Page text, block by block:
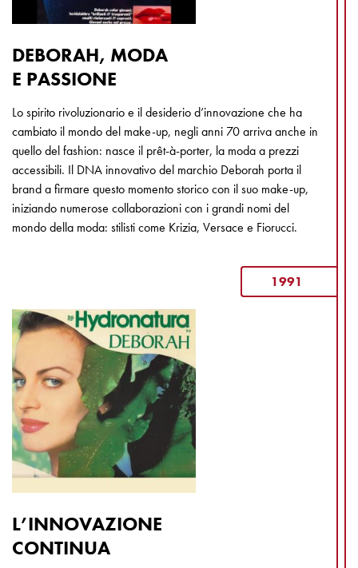
DEBORAH, MODA
E PASSIONE
Lo spirito rivoluzionario e il desiderio d’innovazione che ha
cambiato il mondo del make-up, negli anni 70 arriva anche in
quello del fashion: nasce il prêt-à-porter, la moda a prezzi
accessibili. Il DNA innovativo del marchio Deborah porta il
brand a firmare questo momento storico con il suo make-up,
iniziando numerose collaborazioni con i grandi nomi del
mondo della moda: stilisti come Krizia, Versace e Fiorucci.
1991
L’INNOVAZIONE
CONTINUA